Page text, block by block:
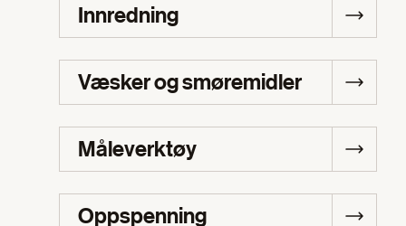
Innredning
Væsker og smøremidler
Måleverktøy
Oppspenning